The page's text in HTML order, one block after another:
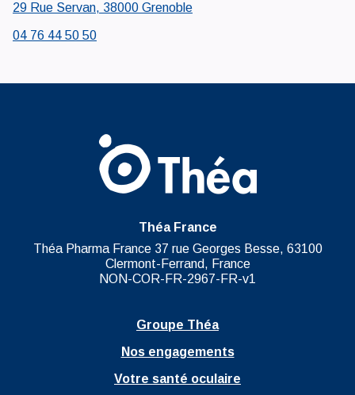
29 Rue Servan, 38000 Grenoble
04 76 44 50 50
Théa France
Théa Pharma France 37 rue Georges Besse, 63100
Clermont-Ferrand, France
NON-COR-FR-2967-FR-v1
Groupe Théa
Nos engagements
Votre santé oculaire